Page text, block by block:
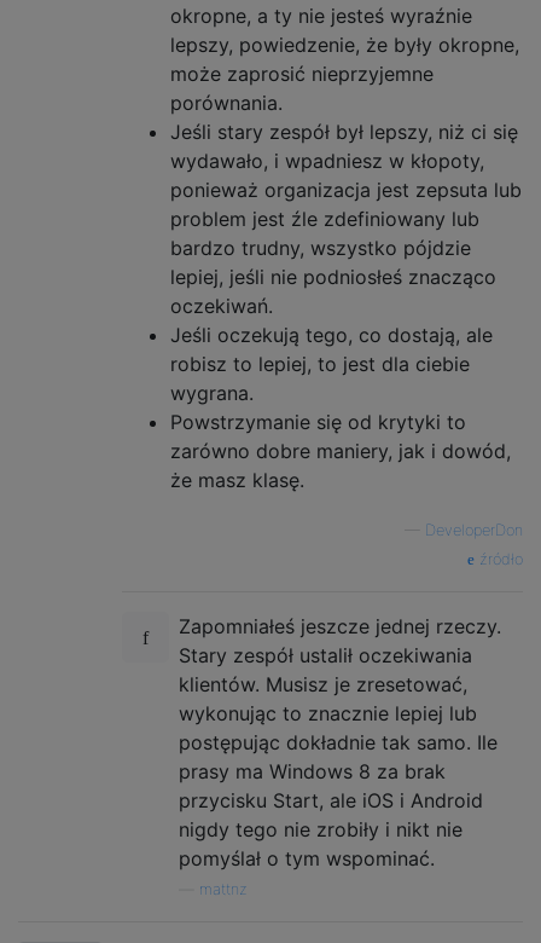
okropne, a ty nie jesteś wyraźnie
lepszy, powiedzenie, że były okropne,
może zaprosić nieprzyjemne
porównania.
Jeśli stary zespół był lepszy, niż ci się
wydawało, i wpadniesz w kłopoty,
ponieważ organizacja jest zepsuta lub
problem jest źle zdefiniowany lub
bardzo trudny, wszystko pójdzie
lepiej, jeśli nie podniosłeś znacząco
oczekiwań.
Jeśli oczekują tego, co dostają, ale
robisz to lepiej, to jest dla ciebie
wygrana.
Powstrzymanie się od krytyki to
zarówno dobre maniery, jak i dowód,
że masz klasę.
DeveloperDon
źródło
Zapomniałeś jeszcze jednej rzeczy.
Stary zespół ustalił oczekiwania
klientów. Musisz je zresetować,
wykonując to znacznie lepiej lub
postępując dokładnie tak samo. Ile
prasy ma Windows 8 za brak
przycisku Start, ale iOS i Android
nigdy tego nie zrobiły i nikt nie
pomyślał o tym wspominać.
mattnz